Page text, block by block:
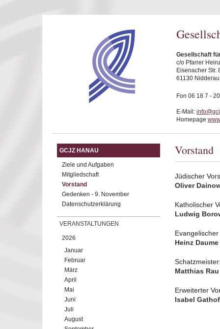
Gesellschaft
c/o Pfarrer
Eisenacher Str.
61130 Nidderau
Fon 06 18 7 -
E-Mail:
Homepage
GCJZ HANAU
Ziele und Aufgaben
Mitgliedschaft
Vorstand
Gedenken - 9. November
Datenschutzerklärung
VERANSTALTUNGEN
2026
Januar
Februar
März
April
Mai
Juni
Juli
August
Vorstand
Jüdischer
Oliver
Katholischer
Ludwig
Heinz Daume
Matthias Rau
Erweiterter
Isabel Gathof